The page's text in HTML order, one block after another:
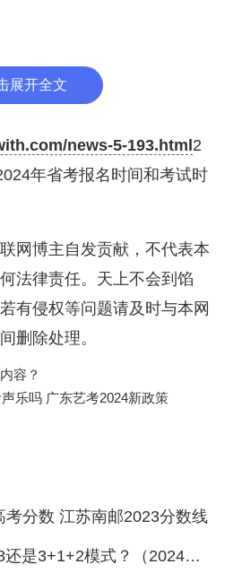
职业能力测验;下午14：00-1
国籍。
以下，应届毕业硕士研究生
龄可放宽到40周岁以下。
宪法。
体条件。
展开全文
news-5-193.html 2
年省考报名时间和考试时
网博主自发贡献，不代表本
法律责任。天上不会到馅
有侵权等问题请及时与本网
删除处理。
容？
乐吗 广东艺考2024新政策
分数 江苏南邮2023分数线
2024贵州高考是3+3还是3+1+2模式？（2024年高考改革政策）